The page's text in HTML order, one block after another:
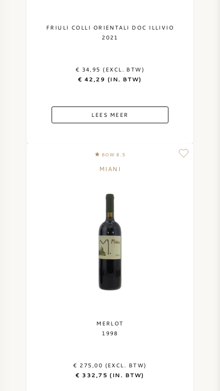
FRIULI COLLI ORIENTALI DOC ILLIVIO
2021
€ 34,95 (EXCL. BTW)
€ 42,29 (IN. BTW)
LEES MEER
BOW 8.5
MIANI
MERLOT
1998
€ 275,00 (EXCL. BTW)
€ 332,75 (IN. BTW)